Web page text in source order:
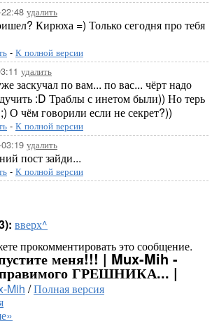
удалить
Кирюха =) Только сегодня про тебя
- К полной версии
удалить
заскучал по вам... по вас... чёрт надо
:D Траблы с инетом были)) Но терь
О чём говорили если не секрет?))
- К полной версии
удалить
пост зайди...
- К полной версии
вверх^
прокомментировать это сообщение.
меня!!! | Mux-Mih -
ГРЕШНИКА... |
Mih /Полная версия